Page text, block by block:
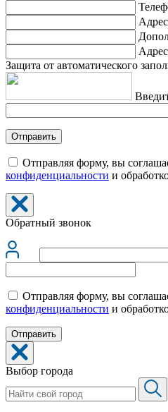
Адрес
Защита от автоматического
Отправляя форму, вы
конфиденциальности и
Обратный звонок
Отправляя форму, вы
конфиденциальности и
Выбор города